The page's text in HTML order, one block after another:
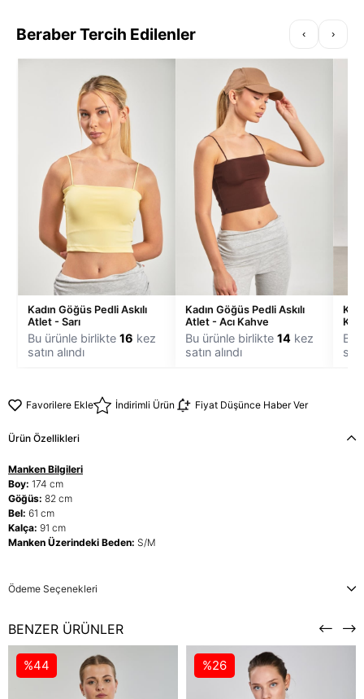
Beraber Tercih Edilenler ‹ ›
Kadın Göğüs Pedli Askılı
Atlet - Sarı
Bu ürünle birlikte 16 kez
satın alındı
Kadın Göğüs Pedli Askılı
Atlet - Acı Kahve
Bu ürünle birlikte 14kez
satın alındı
Bu
Favorilere Ekle İndirimli Ürün Fiyat Düşünce Haber Ver
Ürün Özellikleri
Manken Bilgileri
Boy: 174 cm
Göğüs: 82 cm
Bel: 61 cm
Kalça: 91 cm
Manken Üzerindeki Beden: S/M
Ödeme Seçenekleri
BENZER ÜRÜNLER
%44 %26